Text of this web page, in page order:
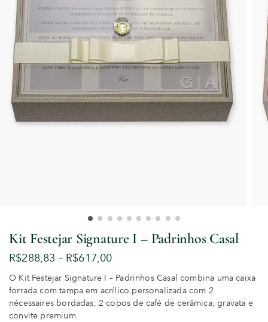
Kit Festejar Signature I – Padrinhos Casal
R$288,83 – R$617,00
O Kit Festejar Signature I – Padrinhos Casal combina uma caixa
forrada com tampa em acrílico personalizada com 2
nécessaires bordadas, 2 copos de café de cerâmica, gravata e
convite premium